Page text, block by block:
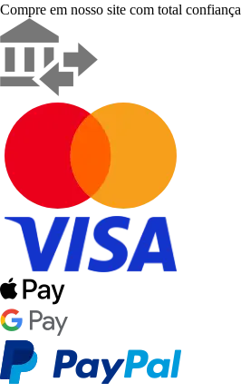
Compre em nosso site com total confiança